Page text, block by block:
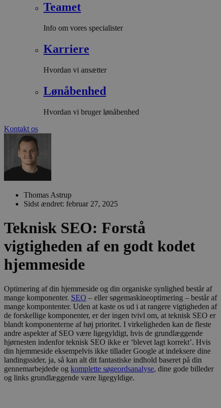
Teamet
Info om vores specialister
Karriere
Hvordan vi ansætter
Lønåbenhed
Hvordan vi bruger lønåbenhed
Kontakt os
Thomas Astrup
Sidst ændret: februar 27, 2025
Teknisk SEO: Forstå
vigtigheden af en godt kodet
hjemmeside
Optimering af din hjemmeside og din organiske synlighed består af
mange komponenter. SEO – eller søgemaskineoptimering – består af
mange kompontenter. Uden at kaste os ud i at rangere vigtigheden af
de forskellige komponenter, er der ingen tvivl om, at teknisk SEO er
blandt komponenterne af høj prioritet. I virkeligheden kan de fleste
andre aspekter af SEO være ligegyldigt, hvis de grundlæggende
hjørnesten indenfor teknisk SEO ikke er ‘blevet lagt korrekt’. Hvis
din hjemmeside eksempelvis ikke tillader Google at indeksere dine
landingssider, ja, så kan alt dit fantastiske indhold baseret på din
gennemarbejdede og komplette søgeordsanalyse, dine gode billeder
og links grundlæggende være ligegyldige.